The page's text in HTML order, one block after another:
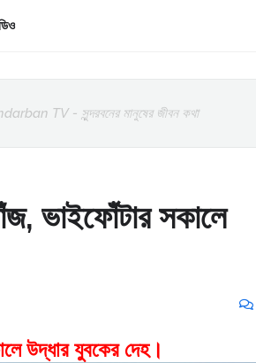
TV - সুন্দরবনের মানুষের জীবন কথা
ভাইফোঁটার সকালে
উদ্ধার যুবকের দেহ।